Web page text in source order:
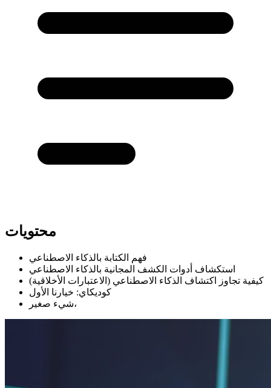
محتويات
فهم الكتابة بالذكاء الاصطناعي
استكشاف أدوات الكشف المجانية بالذكاء الاصطناعي
كيفية تجاوز اكتشاف الذكاء الاصطناعي (الاعتبارات الأخلاقية)
كوديكاي: خيارنا الأول
شيء صغير،